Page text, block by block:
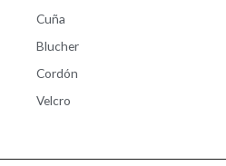
Cuña
Blucher
Cordón
Velcro